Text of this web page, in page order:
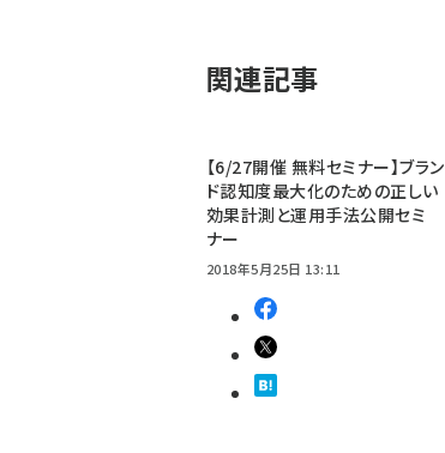
関連記事
【6/27開催 無料セミナー】ブラン
ド認知度最大化のための正しい
効果計測と運用手法公開セミ
ナー
2018年5月25日 13:11